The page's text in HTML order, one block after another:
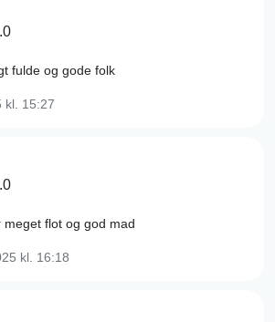
fulde og gode folk
kl. 15:27
flot og god mad
kl. 16:18